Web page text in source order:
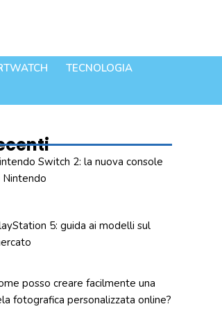
TECNOLOGIA
Switch 2: la nuova console
Nintendo
5: guida ai modelli sul
posso creare facilmente una
fotografica personalizzata online?